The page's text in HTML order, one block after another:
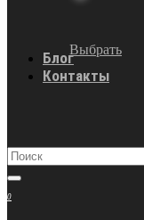
Выбрать
Блог
Контакты
0